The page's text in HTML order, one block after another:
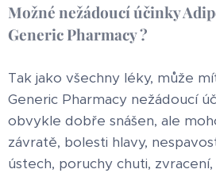
Možné nežádoucí účinky
Generic Pharmacy ?
Tak jako všechny léky, může
Generic Pharmacy nežádoucí
obvykle dobře snášen, ale
závratě, bolesti hlavy,
ústech, poruchy chuti,